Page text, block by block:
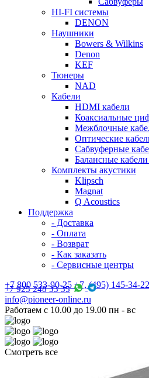
HI-FI системы
DENON
Наушники
Bowers & Wilkins
Denon
KEF
Тюнеры
NAD
Кабели
HDMI кабели
Коаксиальные
Межблочные
Оптические
Сабвуферные
Балансные
Комплекты акустики
Klipsch
Magnat
Q Acoustics
Поддержка
- Доставка
- Оплата
- Возврат
- Как заказать
- Сервисные центры
+7 800 533-90-25 +7, (495) 145-34-22
+7 925 248 33 35
info@pioneer-online.ru
Работаем с 10.00 до 19.00 пн - вс
Смотреть все